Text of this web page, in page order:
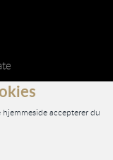
accepterer du